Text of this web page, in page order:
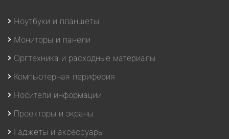
Ноутбуки и планшеты
Мониторы и панели
Оргтехника и расходные материалы
Компьютерная периферия
Носители информации
Проекторы и экраны
Гаджеты и аксессуары